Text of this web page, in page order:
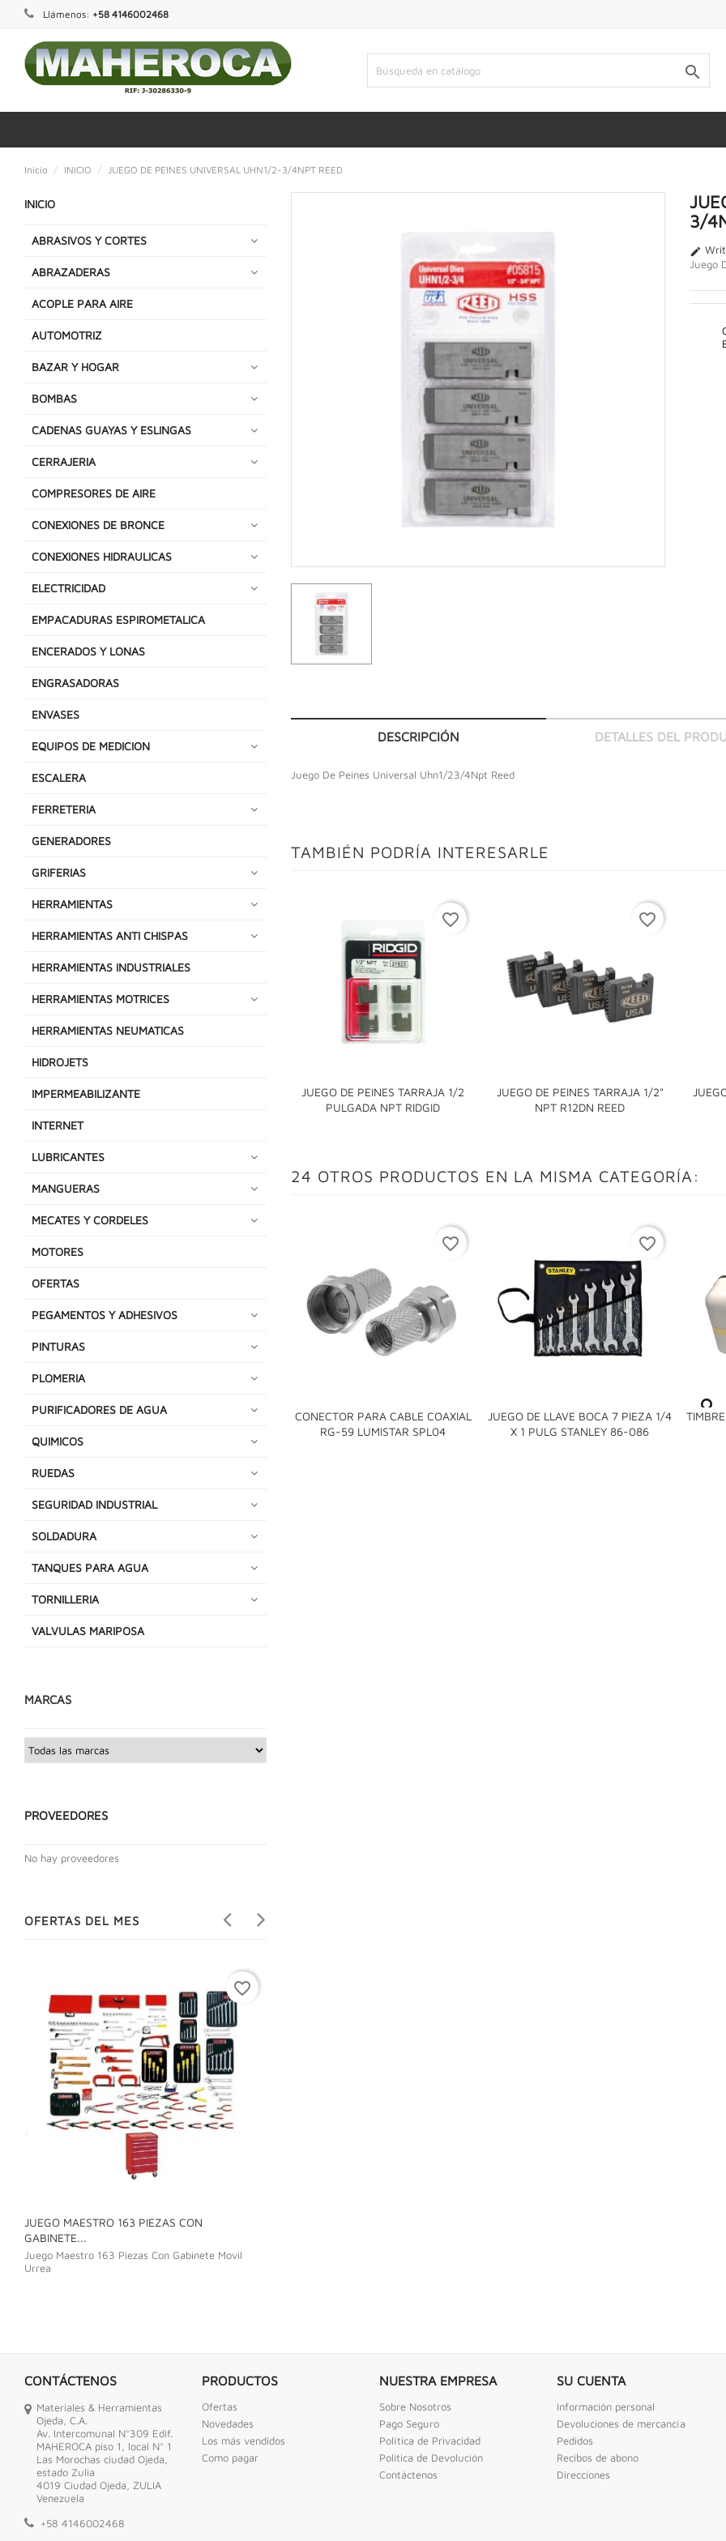
Llámenos: +58 4146002468

Inicio INICIO JUEGO DE PEINES UNIVERSAL UHN1/2-3/4NPT REED
INICIO
ABRASIVOS Y CORTES
ABRAZADERAS
ACOPLE PARA AIRE
AUTOMOTRIZ
BAZAR Y HOGAR
BOMBAS
CADENAS GUAYAS Y ESLINGAS
CERRAJERIA
COMPRESORES DE AIRE
CONEXIONES DE BRONCE
CONEXIONES HIDRAULICAS
ELECTRICIDAD
EMPACADURAS ESPIROMETALICA
ENCERADOS Y LONAS
ENGRASADORAS
ENVASES
EQUIPOS DE MEDICION
ESCALERA
FERRETERIA
GENERADORES
GRIFERIAS
HERRAMIENTAS
HERRAMIENTAS ANTI CHISPAS
HERRAMIENTAS INDUSTRIALES
HERRAMIENTAS MOTRICES
HERRAMIENTAS NEUMATICAS
HIDROJETS
IMPERMEABILIZANTE
INTERNET
LUBRICANTES
MANGUERAS
MECATES Y CORDELES
MOTORES
OFERTAS
PEGAMENTOS Y ADHESIVOS
PINTURAS
PLOMERIA
PURIFICADORES DE AGUA
QUIMICOS
RUEDAS
SEGURIDAD INDUSTRIAL
SOLDADURA
TANQUES PARA AGUA
TORNILLERIA
VALVULAS MARIPOSA
MARCAS
PROVEEDORES
No hay proveedores
OFERTAS DEL MES
JUEGO MAESTRO 163 PIEZAS CON
GABINETE...
Juego Maestro 163 Piezas Con Gabinete Movil
Urrea
favorite_border
3/

Juego
DESCRIPCIÓN DETALLES DEL
Juego De Peines Universal Uhn1/23/4Npt Reed
TAMBIÉN PODRÍA INTERESARLE
JUEGO DE PEINES TARRAJA 1/2
PULGADA NPT RIDGID

favorite_border
JUEGO DE PEINES TARRAJA 1/2"
NPT R12DN REED

favorite_border
24 OTROS PRODUCTOS EN LA MISMA CATEGORÍA:
CONECTOR PARA CABLE COAXIAL
RG-59 LUMISTAR SPL04

favorite_border
JUEGO DE LLAVE BOCA 7 PIEZA 1/4
X 1 PULG STANLEY 86-086

favorite_border
CONTÁCTENOS
Materiales & Herramientas
Ojeda, C.A.
Av. Intercomunal N°309 Edif.
MAHEROCA piso 1, local N° 1
Las Morochas ciudad Ojeda,
estado Zulia
4019 Ciudad Ojeda, ZULIA
Venezuela
+58 4146002468
PRODUCTOS
Ofertas
Novedades
Los más vendidos
Como pagar
NUESTRA EMPRESA
Sobre Nosotros
Pago Seguro
Política de Privacidad
Politica de Devolución
Contáctenos
SU CUENTA
Información personal
Devoluciones de mercancía
Pedidos
Recibos de abono
Direcciones